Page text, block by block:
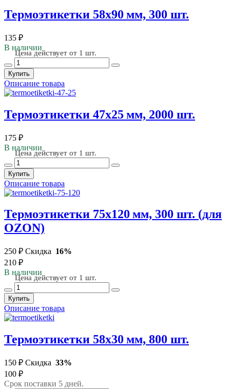
Термоэтикетки 58х90 мм, 300 шт.
135 ₽
В наличии
Цена действует от 1 шт.
Купить
Описание товара
Термоэтикетки 47х25 мм, 2000 шт.
175 ₽
В наличии
Цена действует от 1 шт.
Купить
Описание товара
Термоэтикетки 75х120 мм, 300 шт. (для
OZON)
250 ₽ Скидка 16%
210 ₽
В наличии
Цена действует от 1 шт.
Купить
Описание товара
Термоэтикетки 58х30 мм, 800 шт.
150 ₽ Скидка 33%
100 ₽
Срок поставки 5 дней.